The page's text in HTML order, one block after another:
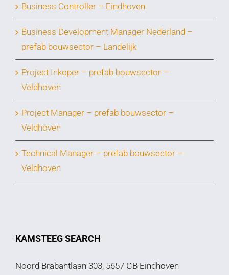
Business Controller – Eindhoven
Business Development Manager Nederland –
prefab bouwsector – Landelijk
Project Inkoper – prefab bouwsector –
Veldhoven
Project Manager – prefab bouwsector –
Veldhoven
Technical Manager – prefab bouwsector –
Veldhoven
KAMSTEEG SEARCH
Noord Brabantlaan 303, 5657 GB Eindhoven